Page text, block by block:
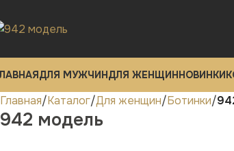
ДЛЯ МУЖЧИНДЛЯ ЖЕНЩИННОВИНКИ
Главная Каталог Для женщин Ботинки
942 модель